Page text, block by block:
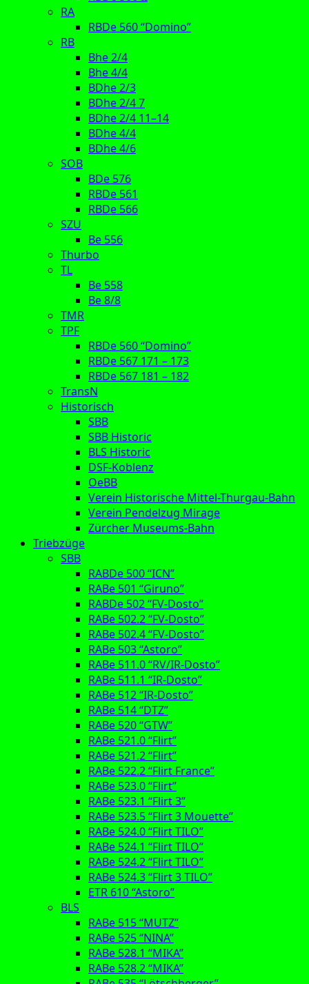
RA
RBDe 560 “Domino”
RB
Bhe 2/4
Bhe 4/4
BDhe 2/3
BDhe 2/4 7
BDhe 2/4 11–14
BDhe 4/4
BDhe 4/6
SOB
BDe 576
RBDe 561
RBDe 566
SZU
Be 556
Thurbo
TL
Be 558
Be 8/8
TMR
TPF
RBDe 560 “Domino”
RBDe 567 171 – 173
RBDe 567 181 – 182
TransN
Historisch
SBB
SBB Historic
BLS Historic
DSF-Koblenz
OeBB
Verein Historische Mittel-Thurgau-Bahn
Verein Pendelzug Mirage
Zürcher Museums-Bahn
Triebzüge
SBB
RABDe 500 “ICN”
RABe 501 “Giruno”
RABDe 502 “FV-Dosto”
RABe 502.2 “FV-Dosto”
RABe 502.4 “FV-Dosto”
RABe 503 “Astoro”
RABe 511.0 “RV/IR-Dosto”
RABe 511.1 “IR-Dosto”
RABe 512 “IR-Dosto”
RABe 514 “DTZ”
RABe 520 “GTW”
RABe 521.0 “Flirt”
RABe 521.2 “Flirt”
RABe 522.2 “Flirt France”
RABe 523.0 “Flirt”
RABe 523.1 “Flirt 3”
RABe 523.5 “Flirt 3 Mouette”
RABe 524.0 “Flirt TILO”
RABe 524.1 “Flirt TILO”
RABe 524.2 “Flirt TILO”
RABe 524.3 “Flirt 3 TILO”
ETR 610 “Astoro”
BLS
RABe 515 “MUTZ”
RABe 525 “NINA”
RABe 528.1 “MIKA”
RABe 528.2 “MIKA”